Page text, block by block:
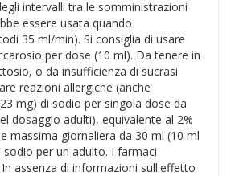
intervalli tra le somministrazioni
essere usata quando
35 ml/min). Si consiglia di usare
per dose (10 ml). Da tenere in
o da insufficienza di sucrasi
reazioni allergiche (anche
mg) di sodio per singola dose da
dosaggio adulti), equivalente al 2%
massima giornaliera da 30 ml (10 ml
per un adulto. I farmaci
assenza di informazioni sull'effetto